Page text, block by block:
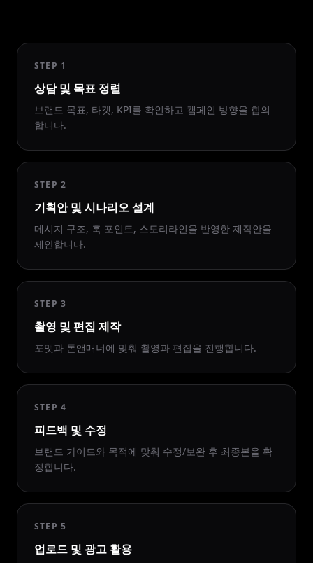
STEP 1
상담 및 목표 정렬
브랜드 목표, 타겟, KPI를 확인하고 캠페인 방향을 합의
합니다.
STEP 2
기획안 및 시나리오 설계
메시지 구조, 훅 포인트, 스토리라인을 반영한 제작안을
제안합니다.
STEP 3
촬영 및 편집 제작
포맷과 톤앤매너에 맞춰 촬영과 편집을 진행합니다.
STEP 4
피드백 및 수정
브랜드 가이드와 목적에 맞춰 수정/보완 후 최종본을 확
정합니다.
STEP 5
업로드 및 광고 활용